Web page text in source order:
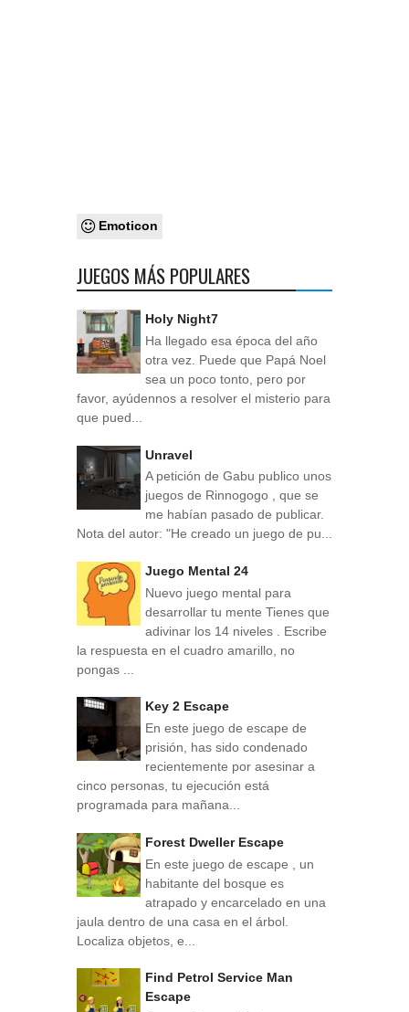
Emoticon
JUEGOS MÁS POPULARES
Holy Night7
Ha llegado esa época del año
otra vez. Puede que Papá Noel
sea un poco tonto, pero por
favor, ayúdennos a resolver el misterio para
que pued...
Unravel
A petición de Gabu publico unos
juegos de Rinnogogo , que se
me habían pasado de publicar.
Nota del autor: "He creado un juego de pu...
Juego Mental 24
Nuevo juego mental para
desarrollar tu mente Tienes que
adivinar los 14 niveles . Escribe
la respuesta en el cuadro amarillo, no
pongas ...
Key 2 Escape
En este juego de escape de
prisión, has sido condenado
recientemente por asesinar a
cinco personas, tu ejecución está
programada para mañana...
Forest Dweller Escape
En este juego de escape , un
habitante del bosque es
atrapado y encarcelado en una
jaula dentro de una casa en el árbol.
Localiza objetos, e...
Find Petrol Service Man
Escape